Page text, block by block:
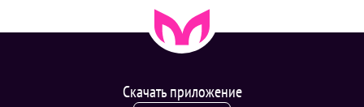
Скачать приложение